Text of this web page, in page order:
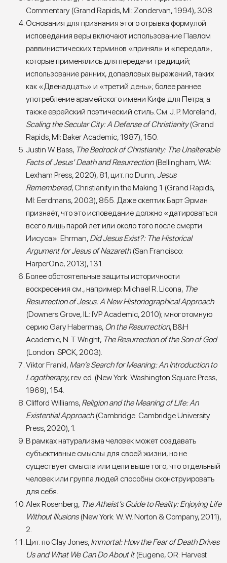
Commentary (Grand Rapids, MI: Zondervan, 1994), 308.
Основания для признания этого отрывка формулой
исповедания веры включают использование Павлом
раввинистических терминов «принял» и «передал»,
которые применялись для передачи традиций;
использование ранних, допавловых выражений, таких
как «Двенадцать» и «третий день»; более раннее
употребление арамейского имени Кифа для Петра; а
также еврейский поэтический стиль. См. J. P. Moreland,
Scaling the Secular City: A Defense of Christianity(Grand
Rapids, MI: Baker Academic, 1987), 150.
Justin W. Bass, The Bedrock of Christianity: The Unalterable
Facts of Jesus’ Death and Resurrection(Bellingham, WA:
Lexham Press, 2020), 81, цит. по Dunn, Jesus
Remembered, Christianity in the Making 1 (Grand Rapids,
MI: Eerdmans, 2003), 855. Даже скептик Барт Эрман
признаёт, что это исповедание должно «датироваться
всего лишь парой лет или около того после смерти
Иисуса»: Ehrman, Did Jesus Exist?: The Historical
Argument for Jesus of Nazareth(San Francisco:
HarperOne, 2013), 131.
Более обстоятельные защиты историчности
воскресения см., например: Michael R. Licona, The
Resurrection of Jesus: A New Historiographical Approach
(Downers Grove, IL: IVP Academic, 2010); многотомную
серию Gary Habermas, On the Resurrection, B&H
Academic; N. T. Wright, The Resurrection of the Son of God
(London: SPCK, 2003).
Viktor Frankl, Man’s Search for Meaning: An Introduction to
Logotherapy, rev. ed. (New York: Washington Square Press,
1969), 154.
Clifford Williams, Religion and the Meaning of Life: An
Existential Approach(Cambridge: Cambridge University
Press, 2020), 1.
В рамках натурализма человек может создавать
субъективные смыслы для своей жизни, но не
существует смысла или цели выше того, что отдельный
человек или группа людей способны сконструировать
для себя.
Alex Rosenberg, The Atheist’s Guide to Reality: Enjoying Life
Without Illusions(New York: W. W. Norton & Company, 2011),
2.
Цит. по Clay Jones, Immortal: How the Fear of Death Drives
Us and What We Can Do About It(Eugene, OR: Harvest